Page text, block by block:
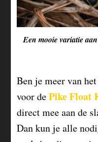
Een mooie variatie
Ben je meer van
voor dePike Float
direct mee aan de
Dan kun je alle